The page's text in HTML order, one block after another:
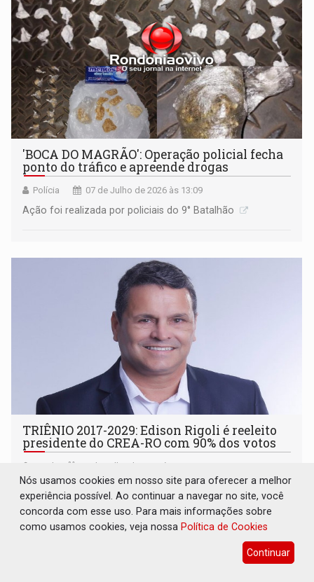
'BOCA DO MAGRÃO': Operação policial fecha
ponto do tráfico e apreende drogas
Polícia 07 de Julho de 2026 às 13:09
Ação foi realizada por policiais do 9° Batalhão
TRIÊNIO 2017-2029: Edison Rigoli é reeleito
presidente do CREA-RO com 90% dos votos
Geral 06 de Julho de 2026 às 15:51
Eleição foi realizada na sexta-feira (3), de forma
totalmente on-line
Nós usamos cookies em nosso site para oferecer a melhor
experiência possível. Ao continuar a navegar no site, você
concorda com esse uso. Para mais informações sobre
como usamos cookies, veja nossa Política de Cookies
Continuar